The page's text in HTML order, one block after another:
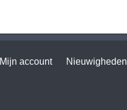
Mijn account Nieuwigheden